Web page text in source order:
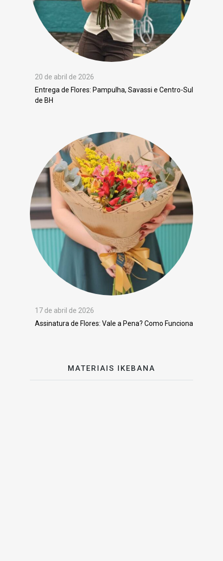
20 de abril de 2026
Entrega de Flores: Pampulha, Savassi e Centro-Sul
de BH
17 de abril de 2026
Assinatura de Flores: Vale a Pena? Como Funciona
MATERIAIS IKEBANA